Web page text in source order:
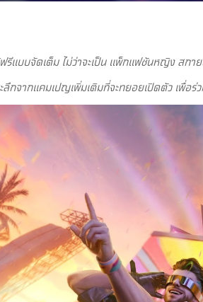
แบบจัดเต็ม ไม่ว่าจะเป็น แพ็กแฟชันหญิง สกา
กจากแคมเปญเพิ่มเติมที่จะทยอยเปิดตัว เพื่อ